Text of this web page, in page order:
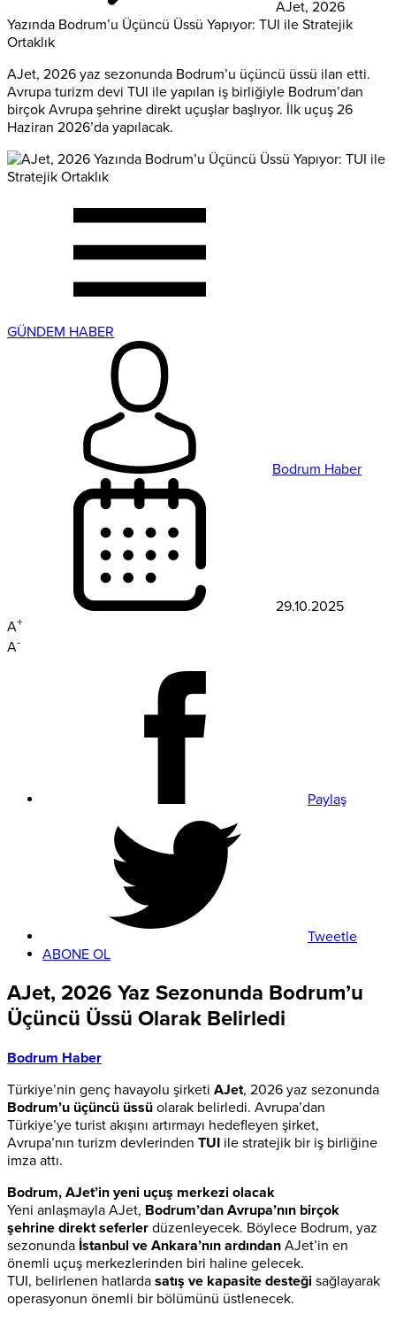
AJet, 2026
Yazında Bodrum’u Üçüncü Üssü Yapıyor: TUI ile Stratejik
Ortaklık
AJet, 2026 yaz sezonunda Bodrum’u üçüncü üssü ilan etti.
Avrupa turizm devi TUI ile yapılan iş birliğiyle Bodrum’dan
birçok Avrupa şehrine direkt uçuşlar başlıyor. İlk uçuş 26
Haziran 2026’da yapılacak.
GÜNDEM HABER
Bodrum Haber
29.10.2025
A+
A-
Paylaş
Tweetle
ABONE OL
AJet, 2026 Yaz Sezonunda Bodrum’u
Üçüncü Üssü Olarak Belirledi
Bodrum Haber
Türkiye’nin genç havayolu şirketi AJet, 2026 yaz sezonunda
Bodrum’u üçüncü üssü olarak belirledi. Avrupa’dan
Türkiye’ye turist akışını artırmayı hedefleyen şirket,
Avrupa’nın turizm devlerinden TUI ile stratejik bir iş birliğine
imza attı.
Bodrum, AJet’in yeni uçuş merkezi olacak
Yeni anlaşmayla AJet, Bodrum’dan Avrupa’nın birçok
şehrine direkt seferler düzenleyecek. Böylece Bodrum, yaz
sezonunda İstanbul ve Ankara’nın ardından AJet’in en
önemli uçuş merkezlerinden biri haline gelecek.
TUI, belirlenen hatlarda satış ve kapasite desteği sağlayarak
operasyonun önemli bir bölümünü üstlenecek.